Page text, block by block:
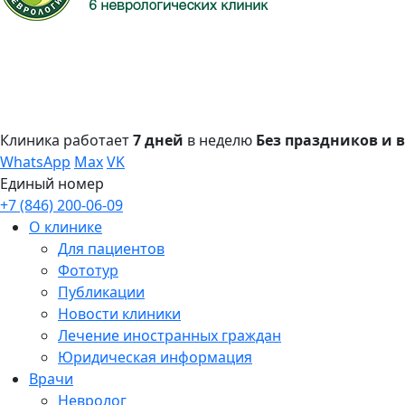
Клиника работает7 дней в неделю Без праздников и
WhatsApp MaxVK
Единый номер
+7 (846) 200-06-09
О клинике
Для пациентов
Фототур
Публикации
Новости клиники
Лечение иностранных граждан
Юридическая информация
Врачи
Невролог